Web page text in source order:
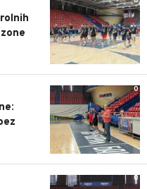
0
0